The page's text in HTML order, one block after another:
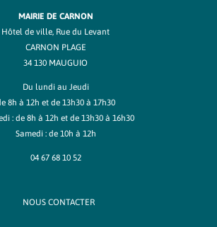
MAIRIE DE CARNON
Hôtel de ville, Rue du Levant
CARNON PLAGE
34 130 MAUGUIO
Du lundi au Jeudi
8h à 12h et de 13h30 à 17h30
: de 8h à 12h et de 13h30 à 16h30
Samedi : de 10h à 12h
04 67 68 10 52
NOUS CONTACTER